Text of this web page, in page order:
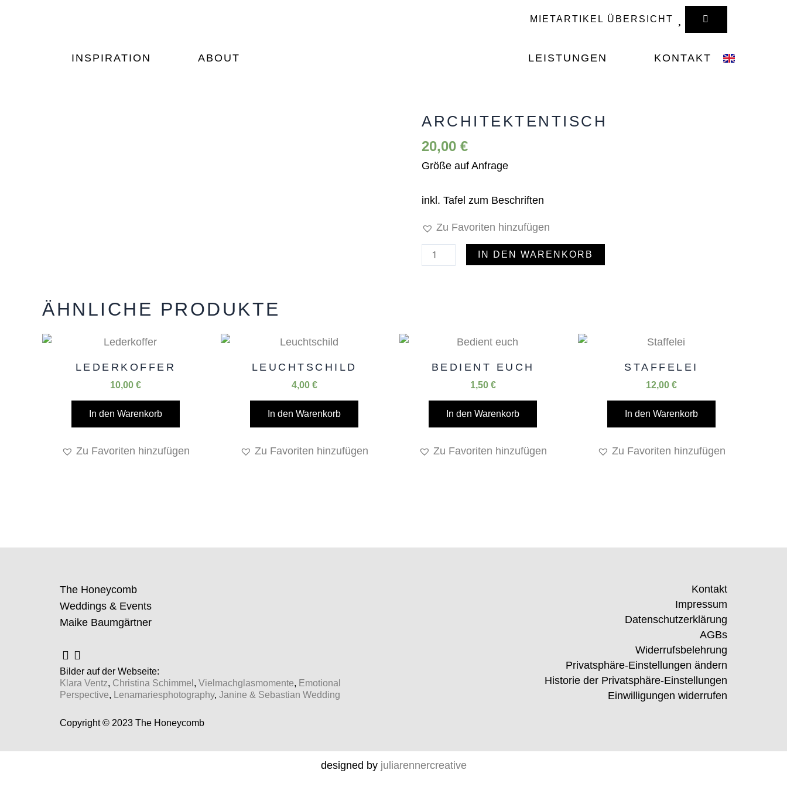
MIETARTIKEL ÜBERSICHT WARENKORB
INSPIRATION ABOUT LEISTUNGEN KONTAKT
ARCHITEKTENTISCH
20,00 €
Größe auf Anfrage
inkl. Tafel zum Beschriften
Zu Favoriten hinzufügen
Architektentisch
IN DEN WARENKORB
ÄHNLICHE PRODUKTE
LEDERKOFFER
10,00 €
In den Warenkorb
Zu Favoriten hinzufügen
LEUCHTSCHILD
4,00 €
In den Warenkorb
Zu Favoriten hinzufügen
BEDIENT EUCH
1,50 €
In den Warenkorb
Zu Favoriten hinzufügen
STAFFELEI
12,00 €
In den Warenkorb
Zu Favoriten hinzufügen
The Honeycomb
Weddings & Events
Maike Baumgärtner
Bilder auf der Webseite:
Klara Ventz, Christina Schimmel , Vielmachglasmomente, Emotional
Perspective, Lenamariesphotography, Janine & Sebastian Wedding
Copyright © 2023 The Honeycomb
Kontakt
Impressum
Datenschutzerklärung
AGBs
Widerrufsbelehrung
Privatsphäre-Einstellungen ändern
Historie der Privatsphäre-Einstellungen
Einwilligungen widerrufen
designed by juliarennercreative